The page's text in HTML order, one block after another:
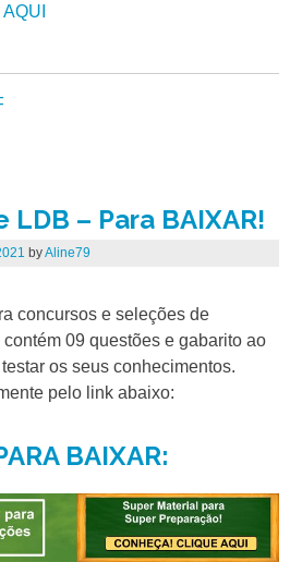
– Para BAIXAR!
byAline79
concursos e seleções de
09 questões e gabarito ao
os seus conhecimentos.
pelo link abaixo:
BAIXAR: